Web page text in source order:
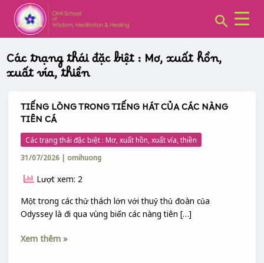
content
Search
Các trạng thái đặc biệt : Mơ, xuất hồn,
xuất vía, thiền
TIẾNG LÒNG TRONG TIẾNG HÁT CỦA CÁC NÀNG
TIÊN CÁ
Các trạng thái đặc biệt : Mơ, xuất hồn, xuất vía, thiền
31/07/2026 | omihuong
Lượt xem: 2
Một trong các thử thách lớn với thuỷ thủ đoàn của
Odyssey là đi qua vùng biển các nàng tiên […]
TIẾNG
LÒNG
TRONG
TIẾNG
HÁT
CỦA
NÀNG
TIÊN
Xem thêm »
Post
pagination
CHUYÊN
MỤC: